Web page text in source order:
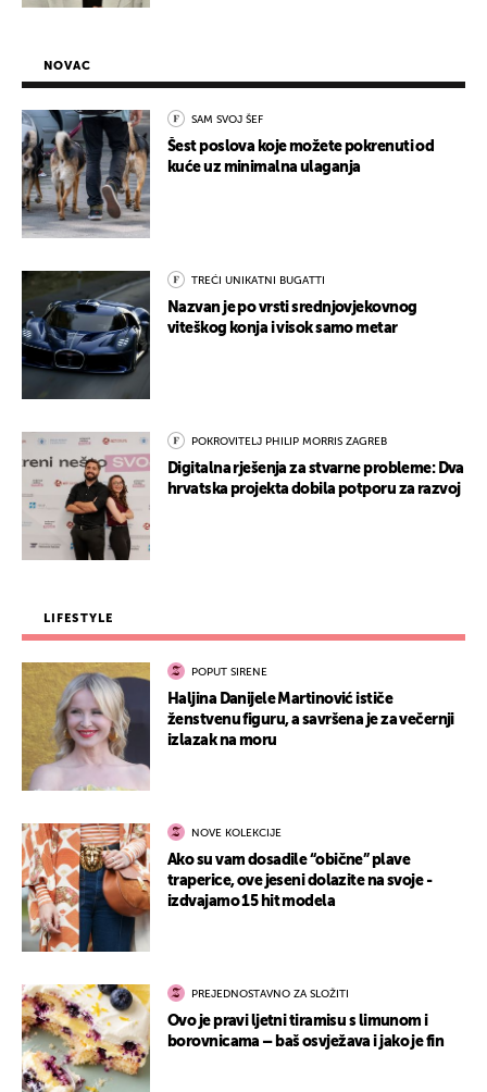
NOVAC
SAM SVOJ ŠEF
Šest poslova koje možete pokrenuti od
kuće uz minimalna ulaganja
TREĆI UNIKATNI BUGATTI
Nazvan je po vrsti srednjovjekovnog
viteškog konja i visok samo metar
POKROVITELJ PHILIP MORRIS ZAGREB
Digitalna rješenja za stvarne probleme: Dva
hrvatska projekta dobila potporu za razvoj
LIFESTYLE
POPUT SIRENE
Haljina Danijele Martinović ističe
ženstvenu figuru, a savršena je za večernji
izlazak na moru
NOVE KOLEKCIJE
Ako su vam dosadile “obične” plave
traperice, ove jeseni dolazite na svoje -
izdvajamo 15 hit modela
PREJEDNOSTAVNO ZA SLOŽITI
Ovo je pravi ljetni tiramisu s limunom i
borovnicama – baš osvježava i jako je fin